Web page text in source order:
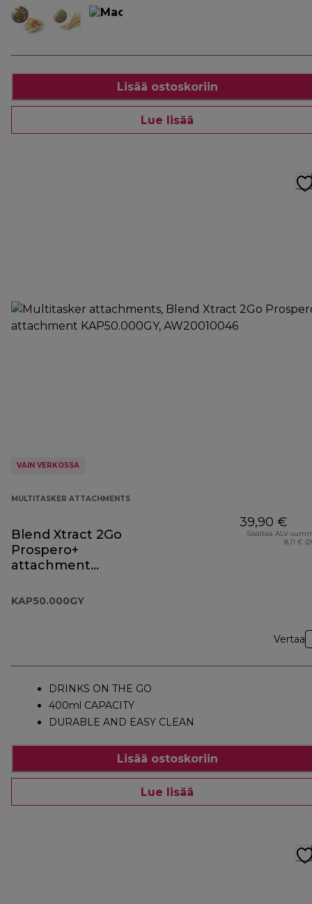
Lisää ostoskoriin
Lue lisää
VAIN VERKOSSA
MULTITASKER ATTACHMENTS
Blend Xtract 2Go
Prospero+
attachment
KAP50.000GY
39,90 €
Sisältää ALV-
8,11 €
Vertaa
DRINKS ON THE GO
400ml CAPACITY
DURABLE AND EASY CLEAN
Lisää ostoskoriin
Lue lisää